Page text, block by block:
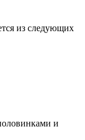
из следующих
и